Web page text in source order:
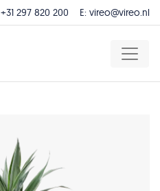
+31 297 820 200 E: vireo@vireo.nl